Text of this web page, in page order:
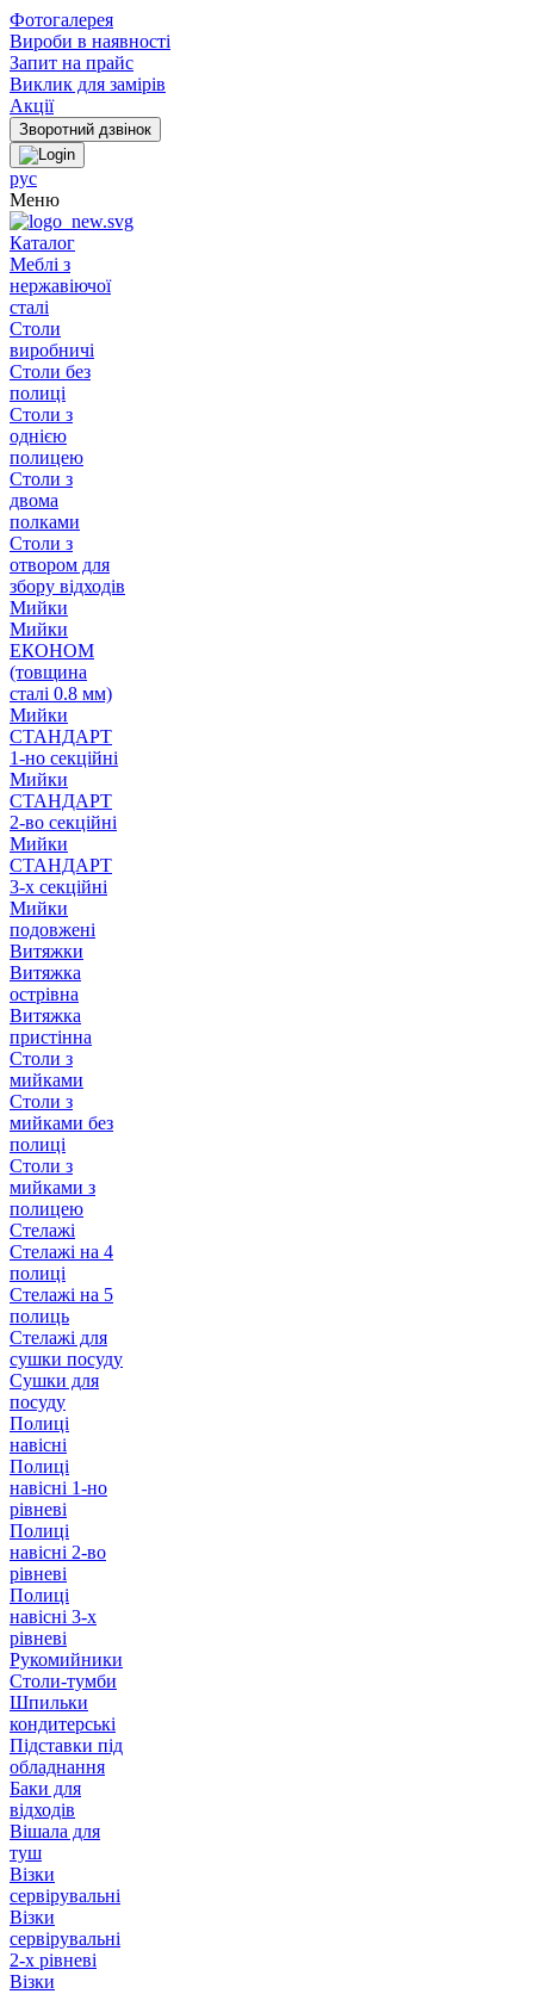
Фотогалерея
Вироби в наявності
Запит на прайс
Виклик для замірів
Акції
рус
Меню
Каталог
Меблі з
нержавіючої
сталі
Столи
виробничі
Столи без
полиці
Столи з
однією
полицею
Столи з
двома
полками
Столи з
отвором для
збору відходів
Мийки
Мийки
ЕКОНОМ
(товщина
сталі 0.8 мм)
Мийки
СТАНДАРТ
1-но секційні
Мийки
СТАНДАРТ
2-во секційні
Мийки
СТАНДАРТ
3-х секційні
Мийки
подовжені
Витяжки
Витяжка
острівна
Витяжка
пристінна
Столи з
мийками
Столи з
мийками без
полиці
Столи з
мийками з
полицею
Стелажі
Стелажі на 4
полиці
Стелажі на 5
полиць
Стелажі для
сушки посуду
Сушки для
посуду
Полиці
навісні
Полиці
навісні 1-но
рівневі
Полиці
навісні 2-во
рівневі
Полиці
навісні 3-х
рівневі
Рукомийники
Столи-тумби
Шпильки
кондитерські
Підставки під
обладнання
Баки для
відходів
Вішала для
туш
Візки
сервірувальні
Візки
сервірувальні
2-х рівневі
Візки